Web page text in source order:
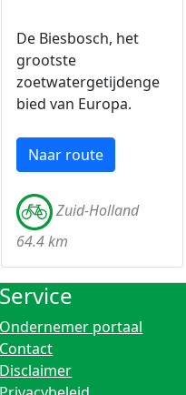
De Biesbosch, het
grootste
zoetwatergetijdenge
bied van Europa.
Naar route
Zuid-Holland
64.4 km
Service
Ondernemer portaal
Contact
Disclaimer